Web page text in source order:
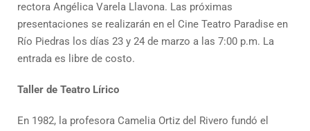
rectora Angélica Varela Llavona. Las próximas
presentaciones se realizarán en el Cine Teatro Paradise en
Río Piedras los días 23 y 24 de marzo a las 7:00 p.m. La
entrada es libre de costo.
Taller de Teatro Lírico
En 1982, la profesora Camelia Ortiz del Rivero fundó el